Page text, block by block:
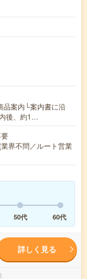
品案内└案内書に沿
後、約1…
界不問／ルート営業
50代 60代
詳しく見る